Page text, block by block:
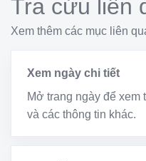
Tra cứu liên
Xem thêm các mục liên
Xem ngày chi tiết
Mở trang ngày để xem
và các thông tin khác.